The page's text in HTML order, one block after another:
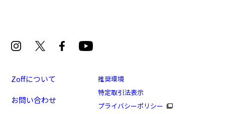
やや狭い
Zoffについて
お問い合わせ
推奨環境
特定取引法表示
プライバシーポリシー